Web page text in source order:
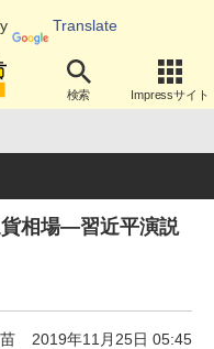
Translate
検索 Impressサイト
相場―習近平演説
2019年11月25日 05:45